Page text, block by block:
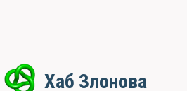
Хаб Злонова